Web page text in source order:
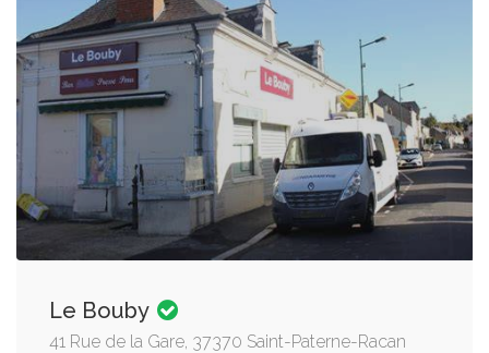
Le Bouby
41 Rue de la Gare, 37370 Saint-Paterne-Racan